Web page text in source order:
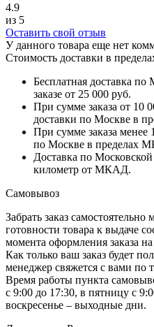
4.9
из 5
Оставить свой отзыв
У данного товара еще нет
Стоимость доставки в
Бесплатная доставка
заказе от 25 000 руб.
При сумме заказа от 10
доставки по Москве в
При сумме заказа менее
по Москве в пределах
Доставка по Московской
километр от МКАД.
Самовывоз
Забрать заказ
готовности товара к выдаче
момента оформления заказа на
Как только ваш заказ будет
менеджер свяжется с вами по
Время работы пункта
с 9:00 до 17:30, в пятницу с
воскресенье – выходные дни.